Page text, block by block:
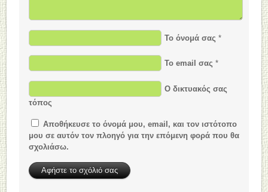
Το όνομά σας *
Το email σας *
Ο δικτυακός σας
τόπος
Αποθήκευσε το όνομά μου, email, και τον ιστότοπο
μου σε αυτόν τον πλοηγό για την επόμενη φορά που θα
σχολιάσω.